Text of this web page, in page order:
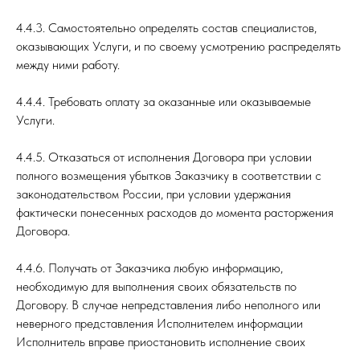
4.4.3. Самостоятельно определять состав специалистов,
оказывающих Услуги, и по своему усмотрению распределять
между ними работу.
4.4.4. Требовать оплату за оказанные или оказываемые
Услуги.
4.4.5. Отказаться от исполнения Договора при условии
полного возмещения убытков Заказчику в соответствии с
законодательством России, при условии удержания
фактически понесенных расходов до момента расторжения
Договора.
4.4.6. Получать от Заказчика любую информацию,
необходимую для выполнения своих обязательств по
Договору. В случае непредставления либо неполного или
неверного представления Исполнителем информации
Исполнитель вправе приостановить исполнение своих